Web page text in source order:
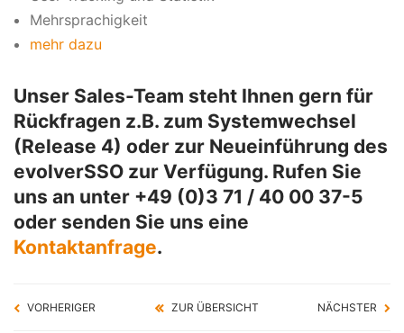
Mehrsprachigkeit
mehr dazu
Unser Sales-Team steht Ihnen gern für
Rückfragen z.B. zum Systemwechsel
(Release 4) oder zur Neueinführung des
evolverSSO zur Verfügung. Rufen Sie
uns an unter +49 (0)3 71 / 40 00 37-5
oder senden Sie uns eine
Kontaktanfrage.
VORHERIGER ZUR ÜBERSICHT NÄCHSTER